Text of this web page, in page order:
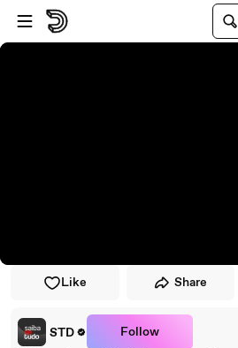
Skip to player
Skip to main content
Like Share
STD Follow